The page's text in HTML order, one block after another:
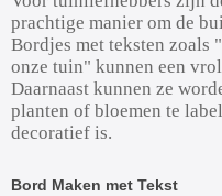
prachtige manier om de
Bordjes met teksten zoals
onze tuin" kunnen een
Daarnaast kunnen ze
planten of bloemen te
decoratief is.
Bord Maken met Tekst